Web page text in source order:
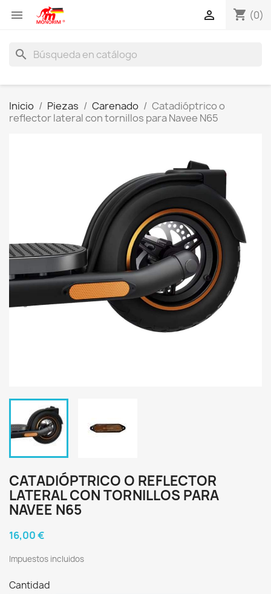
 shopping_cart (0)

search
Inicio Piezas Carenado
Catadióptrico o
reflector lateral con tornillos para Navee N65
CATADIÓPTRICO O REFLECTOR
LATERAL CON TORNILLOS PARA
NAVEE N65
16,00 €
Impuestos incluidos
Cantidad